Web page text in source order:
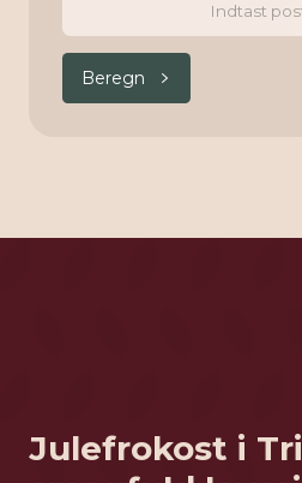
Beregn
Julefrokost i